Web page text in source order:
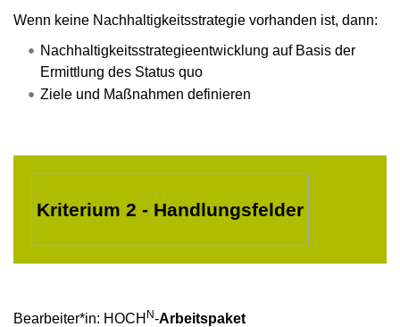
Wenn keine Nachhaltigkeitsstrategie vorhanden ist, dann:
Nachhaltigkeitsstrategieentwicklung auf Basis der
Ermittlung des Status quo
Ziele und Maßnahmen definieren
Kriterium 2 - Handlungsfelder
Bearbeiter*in: HOCH N-Arbeitspaket